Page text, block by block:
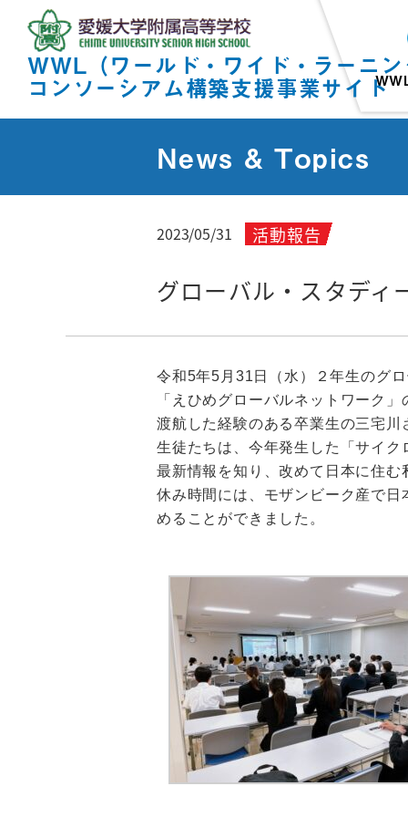
WWL（ワールド・ワイド・ラーニ
コンソーシアム構築支援事業サイト
News & Topics
2023/05/31 活動報告
グローバル・スタデ
令和5年5月31日（水）２年生のグ
「えひめグローバルネットワーク
渡航した経験のある卒業生の三宅
生徒たちは、今年発生した「サイ
最新情報を知り、改めて日本に住
休み時間には、モザンビーク産で
めることができました。